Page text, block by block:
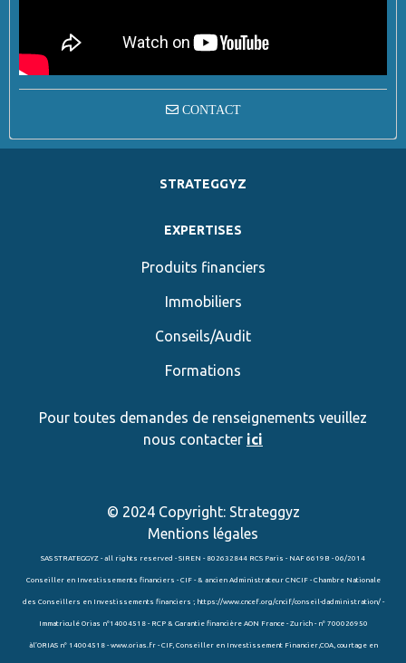
CONTACT
STRATEGGYZ
EXPERTISES
Produits financiers
Immobiliers
Conseils/Audit
Formations
Pour toutes demandes de renseignements veuillez
nous contacter ici
© 2024 Copyright: Strateggyz
Mentions légales
SAS STRATEGGYZ - all rights reserved - SIREN - 802632844 RCS Paris - NAF 6619B - 06/2014
Conseiller en Investissements financiers - CIF - & ancien Administrateur CNCIF - Chambre Nationale
des Conseillers en Investissements financiers ; https://www.cncef.org/cncif/conseil-dadministration/ -
Immatriculé Orias n°14004518 - RCP & Garantie financière AON France - Zurich - n° 700026950
àl’ORIAS n° 14004518 - www.orias.fr - CIF, Conseiller en Investissement Financier,COA, courtage en